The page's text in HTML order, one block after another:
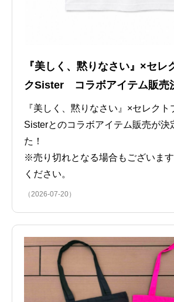
『美しく、黙りなさい』×セレ
クSister コラボアイテム販売
『美しく、黙りなさい』×セレクト
Sisterとのコラボアイテム販売が決
た！
※売り切れとなる場合もございま
ください。
（2026-07-20）